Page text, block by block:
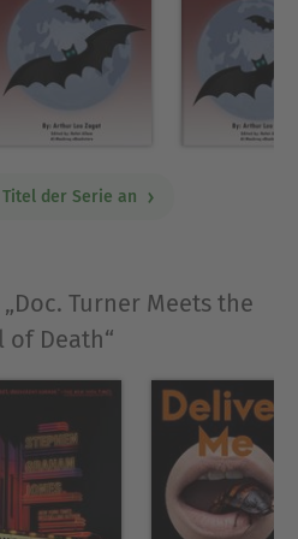
der Serie an
Turner Meets the
of Death“